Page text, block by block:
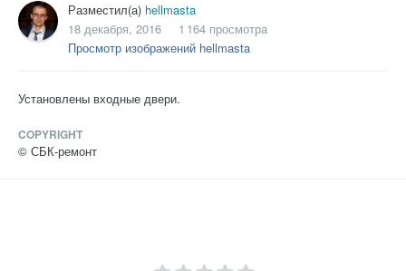
Разместил(а) hellmasta
18 декабря, 2016
1 164 просмотра
Просмотр изображений hellmasta
Установлены входные двери.
COPYRIGHT
© СБК-ремонт